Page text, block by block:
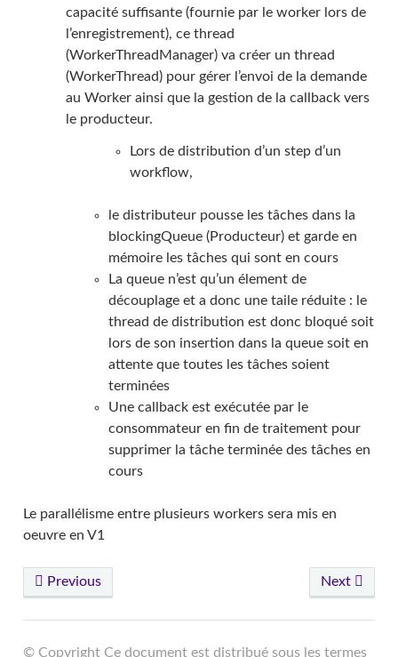
capacité suffisante (fournie par le worker lors de
l’enregistrement), ce thread
(WorkerThreadManager) va créer un thread
(WorkerThread) pour gérer l’envoi de la demande
au Worker ainsi que la gestion de la callback vers
le producteur.
Lors de distribution d’un step d’un
workflow,
le distributeur pousse les tâches dans la
blockingQueue (Producteur) et garde en
mémoire les tâches qui sont en cours
La queue n’est qu’un élement de
découplage et a donc une taile réduite : le
thread de distribution est donc bloqué soit
lors de son insertion dans la queue soit en
attente que toutes les tâches soient
terminées
Une callback est exécutée par le
consommateur en fin de traitement pour
supprimer la tâche terminée des tâches en
cours
Le parallélisme entre plusieurs workers sera mis en
oeuvre en V1
Previous Next
© Copyright Ce document est distribué sous les termes